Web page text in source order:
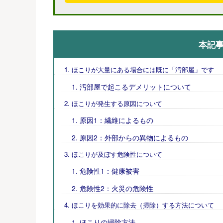
本記
ほこりが大量にある場合には既に「汚部屋」です
汚部屋で起こるデメリットについて
ほこりが発生する原因について
原因1：繊維によるもの
原因2：外部からの異物によるもの
ほこりが及ぼす危険性について
危険性1：健康被害
危険性2：火災の危険性
ほこりを効果的に除去（掃除）する方法について